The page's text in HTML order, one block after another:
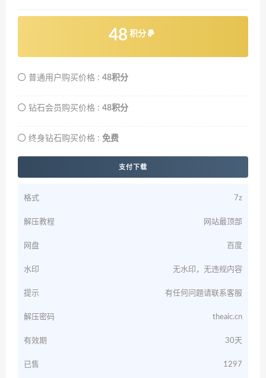
48 积分
普通用户购买价格 : 48积分
钻石会员购买价格 : 48积分
终身钻石购买价格 : 免费
支付下载
格式 7z
解压教程 网站最顶部
网盘 百度
水印 无水印，无违规内容
提示 有任何问题请联系客服
解压密码 theaic.cn
有效期 30天
已售 1297